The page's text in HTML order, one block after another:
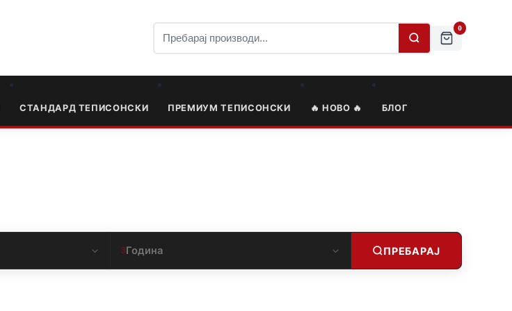
0
СТАНДАРД ТЕПИСОНСКИ ПРЕМИУМ ТЕПИСОНСКИ 🔥 НОВО 🔥 БЛОГ
3Година ПРЕБАРАЈ